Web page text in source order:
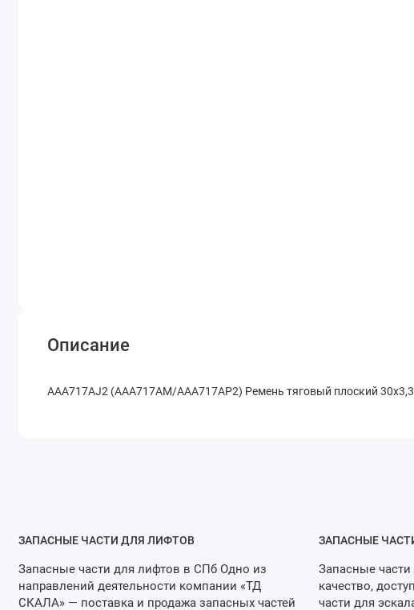
Описание
AAA717AJ2 (AAA717AM/AAA717AP2) Ремень тяговый плоский
ЗАПАСНЫЕ ЧАСТИ ДЛЯ ЛИФТОВ
Запасные части для лифтов в СПб Одно из
направлений деятельности компании «ТД
СКАЛА» — поставка и продажа запасных частей
ЗАПАСНЫЕ
Запасные части
качество,
части для